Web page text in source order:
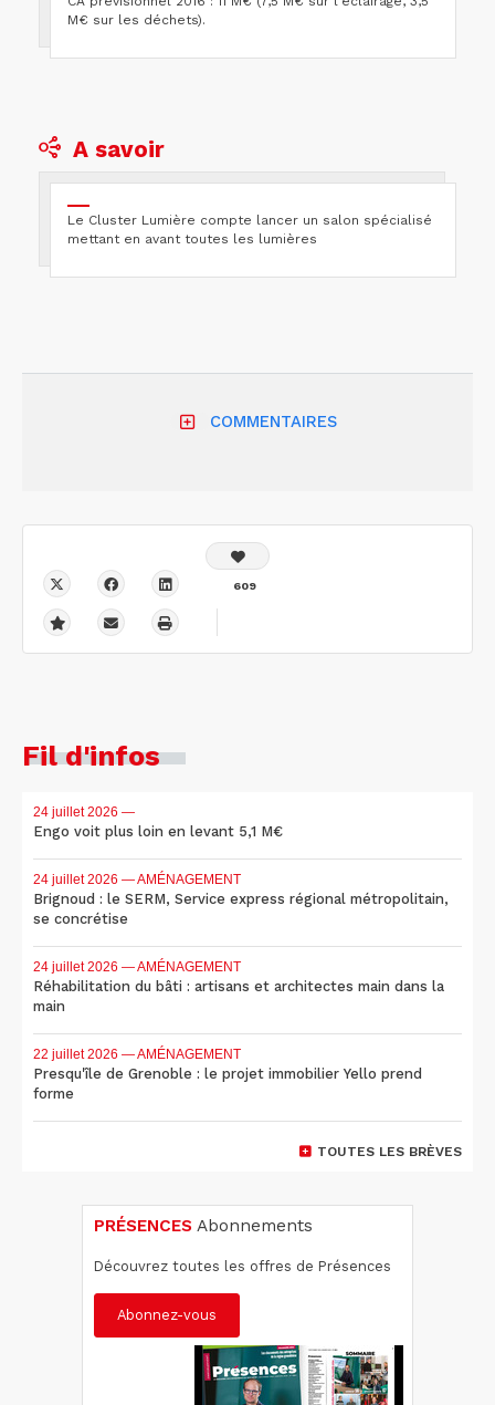
M€ sur les déchets).
A savoir
Le Cluster Lumière compte lancer un salon spécialisé
mettant en avant toutes les lumières
COMMENTAIRES
609
Fil d'infos
24 juillet 2026 —
Engo voit plus loin en levant 5,1 M€
24 juillet 2026 — AMÉNAGEMENT
Brignoud : le SERM, Service express régional métropolitain,
se concrétise
24 juillet 2026 — AMÉNAGEMENT
Réhabilitation du bâti : artisans et architectes main dans la
main
22 juillet 2026 — AMÉNAGEMENT
Presqu'île de Grenoble : le projet immobilier Yello prend
forme
TOUTES LES BRÈVES
PRÉSENCES Abonnements
Découvrez toutes les offres de Présences
Abonnez-vous